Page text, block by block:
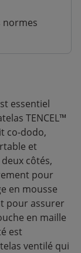
normes
essentiel
TENCEL™
co-dodo,
et
côtés,
pour
en mousse
pour assurer
en maille
est
ventilé qui